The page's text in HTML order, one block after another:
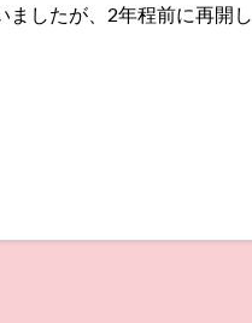
ましたが、2年程前に再開し